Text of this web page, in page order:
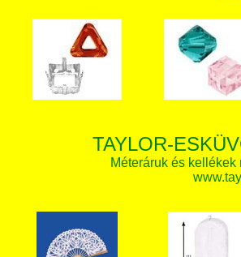
TAYLOR-
Méteráruk és